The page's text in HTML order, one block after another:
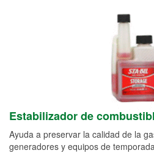
Estabilizador de
Ayuda a preservar la calidad de la
generadores y equipos de